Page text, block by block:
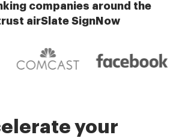
companies around the
airSlate SignNow
your